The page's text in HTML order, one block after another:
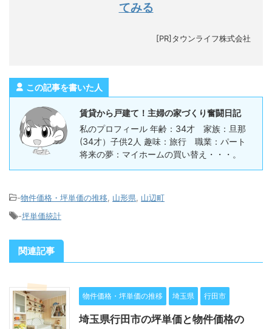
てみる
[PR]タウンライフ株式会社
この記事を書いた人
賃貸から戸建て！主婦の家づくり奮闘日記
私のプロフィール 年齢：34才 家族：旦那
(34才）子供2人 趣味：旅行 職業：パート
将来の夢：マイホームの買い替え・・・。
-物件価格・坪単価の推移 山形県
山辺町
-坪単価統計
関連記事
物件価格・坪単価の推移 埼玉県 行田市
埼玉県行田市の坪単価と物件価格の